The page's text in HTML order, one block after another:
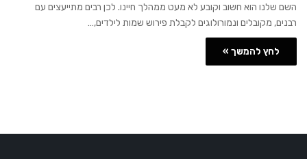
השם שלנו הוא חשוב וקובע לא מעט ממהלך חיינו. לכן רבים מתייעצים עם
רבנים, מקובלים ונמורולוגים לקבלת פירוש שמות לילדים,…
לחץ להמשך »